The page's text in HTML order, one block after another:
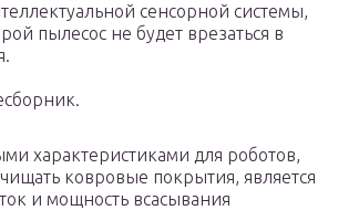
сенсорной системы,
пылесос не будет врезаться в
характеристиками для роботов,
ковровые покрытия, является
и мощность всасывания